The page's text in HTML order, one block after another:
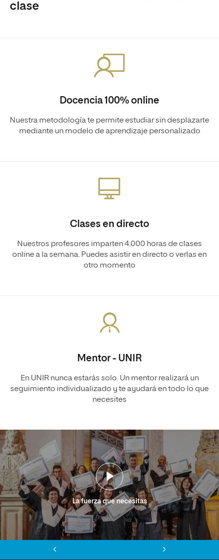
clase
Docencia 100% online
Nuestra metodología te permite estudiar sin desplazarte
mediante un modelo de aprendizaje personalizado
Clases en directo
Nuestros profesores imparten 4.000 horas de clases
online a la semana. Puedes asistir en directo o verlas en
otro momento
Mentor - UNIR
En UNIR nunca estarás solo. Un mentor realizará un
seguimiento individualizado y te ayudará en todo lo que
necesites
La fuerza que necesitas